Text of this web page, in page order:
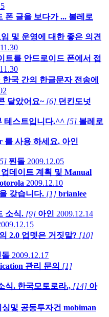
폰 글을 보다가 ... 볼레로
및 운영에 대한 좋은 의견
트를 안드로이드 폰에서 접
국 간의 한글문자 전송에
달았어요~ [6] 던킨도넛
테스트입니다.^^ [5] 볼레로
를 사용 하세요. 아인
찐돌 2009.12.05
데이트 계획 및 Manual
2009.12.10
갖습니다. [1] brianlee
소식. [9] 아인 2009.12.14
2.0 업뎃은 거짓말? [10]
돌 2009.12.17
관리 문의 [1]
식. 한국모토로라., [14] 아
및 공동투자건 mobiman